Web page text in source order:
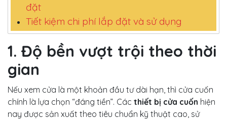
đặt
Tiết kiệm chi phí lắp đặt và sử dụng
1. Độ bền vượt trội theo thời
gian
Nếu xem cửa là một khoản đầu tư dài hạn, thì cửa cuốn
chính là lựa chọn “đáng tiền”. Các thiết bị cửa cuốn hiện
nay được sản xuất theo tiêu chuẩn kỹ thuật cao, sử